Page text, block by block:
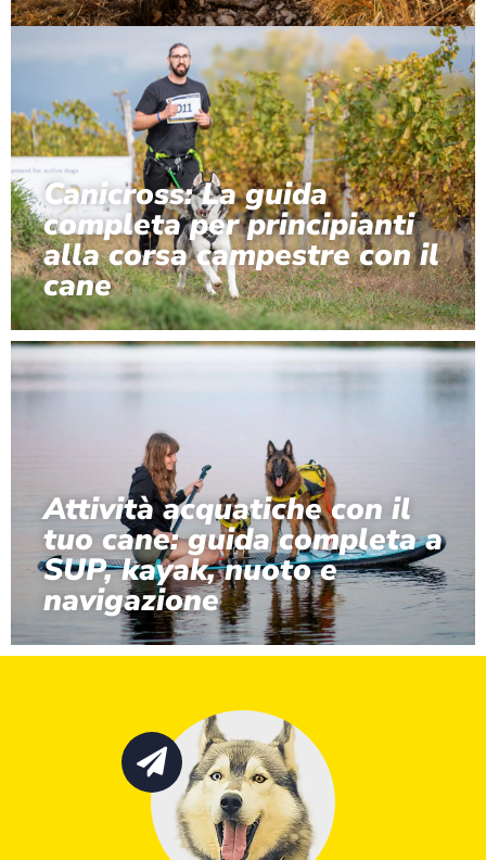
Canicross: La guida
completa per principianti
alla corsa campestre con il
cane
Attività acquatiche con il
tuo cane: guida completa a
SUP, kayak, nuoto e
navigazione